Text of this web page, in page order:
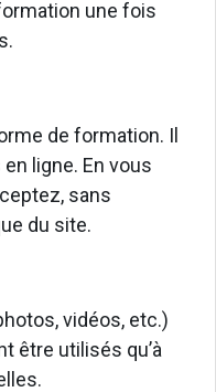
une fois
de formation. Il
ligne. En vous
sans
du site.
vidéos, etc.)
être utilisés qu’à